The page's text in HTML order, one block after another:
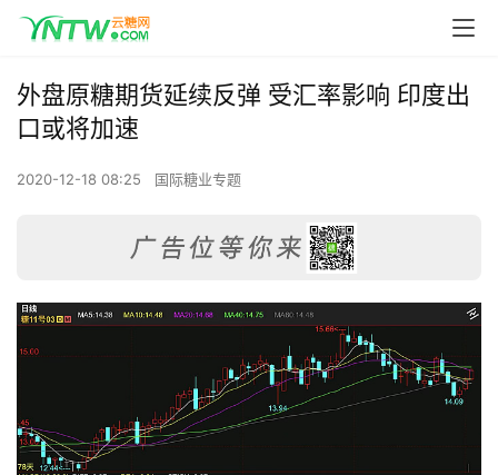
外盘原糖期货延续反弹 受汇率影响 印度出
口或将加速
2020-12-18 08:25 国际糖业专题